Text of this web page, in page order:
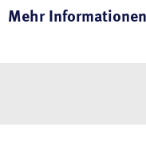
Mehr